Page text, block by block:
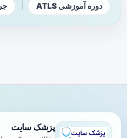
دوره آموزشی ATLS
پزشک سایت